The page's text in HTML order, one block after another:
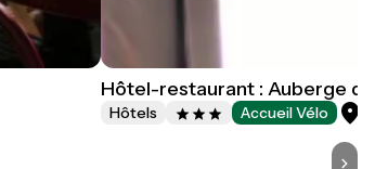
Hôtel-restaurant : Auberge
Hôtels Accueil Vélo